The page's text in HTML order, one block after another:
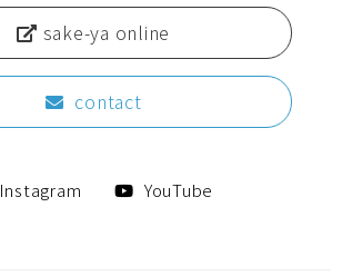
sake-ya online
contact
Instagram YouTube